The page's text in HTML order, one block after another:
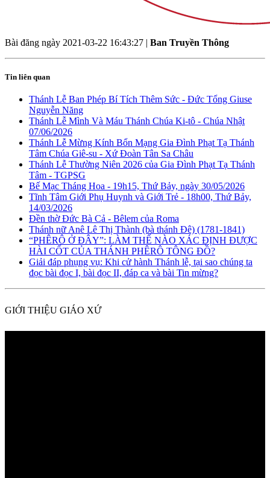
Bài đăng ngày 2021-03-22 16:43:27 | Ban Truyền Thông
Tin liên quan
Thánh Lễ Ban Phép Bí Tích Thêm Sức - Đức Tổng Giuse
Nguyễn Năng
Thánh Lễ Mình Và Máu Thánh Chúa Ki-tô - Chúa Nhật
07/06/2026
Thánh Lễ Mừng Kính Bổn Mạng Gia Đình Phạt Tạ Thánh
Tâm Chúa Giê-su - Xứ Đoàn Tân Sa Châu
Thánh Lễ Thường Niên 2026 của Gia Đình Phạt Tạ Thánh
Tâm - TGPSG
Bế Mạc Tháng Hoa - 19h15, Thứ Bảy, ngày 30/05/2026
Tĩnh Tâm Giới Phụ Huynh và Giới Trẻ - 18h00, Thứ Bảy,
14/03/2026
Đền thờ Đức Bà Cả - Bêlem của Roma
Thánh nữ Anê Lê Thị Thành (bà thánh Đê) (1781-1841)
“PHÊRÔ Ở ĐÂY”: LÀM THẾ NÀO XÁC ĐỊNH ĐƯỢC
HÀI CỐT CỦA THÁNH PHÊRÔ TÔNG ĐỒ?
Giải đáp phụng vụ: Khi cử hành Thánh lễ, tại sao chúng ta
đọc bài đọc I, bài đọc II, đáp ca và bài Tin mừng?
GIỚI THIỆU GIÁO XỨ